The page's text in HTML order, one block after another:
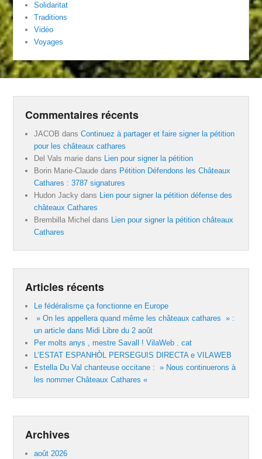
Solidaritat
Traditions
Vidéo
Voyages
Commentaires récents
JACOB dansContinuez à partager et faire signer la pétition
pour les châteaux cathares
Del Vals marie dans Lien pour signer la pétition
Borin Marie-Claude dans Pétition Défendons les Châteaux
Cathares : 3787 signatures
Hudon Jacky dans Lien pour signer la pétition défense des
châteaux Cathares
Brembilla Michel dans Lien pour signer la pétition châteaux
Cathares
Articles récents
Le fédéralisme ça fonctionne en Europe
» On les appellera quand même les châteaux cathares » :
un article dans Midi Libre du 2 août
Per molts anys , mestre Savall ! VilaWeb . cat
L’ESTAT ESPANHÒL PERSEGUIS DIRECTA e VILAWEB
Estella Du Val chanteuse occitane : » Nous continuerons à
les nommer Châteaux Cathares «
Archives
août 2026